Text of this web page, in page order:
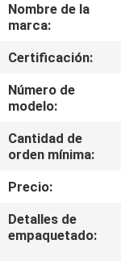
VISITA
A
LA
FÁBRICA
DE
CALIDAD
Nombre de la
marca:
Certificación:
Número de
modelo:
Cantidad de
orden mínima:
Precio:
Detalles de
empaquetado: